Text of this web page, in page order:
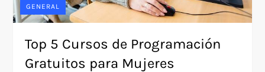
GENERAL
Top 5 Cursos de Programación
Gratuitos para Mujeres